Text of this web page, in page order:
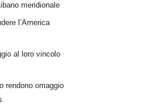
meridionale
l’America
al loro vincolo
rendono omaggio